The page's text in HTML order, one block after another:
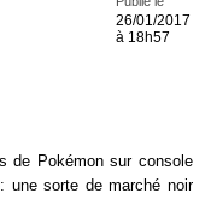
26/01/2017
à 18h57
de Pokémon sur console
une sorte de marché noir